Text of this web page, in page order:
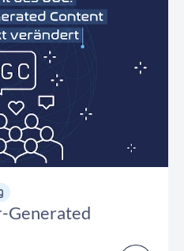
Generated